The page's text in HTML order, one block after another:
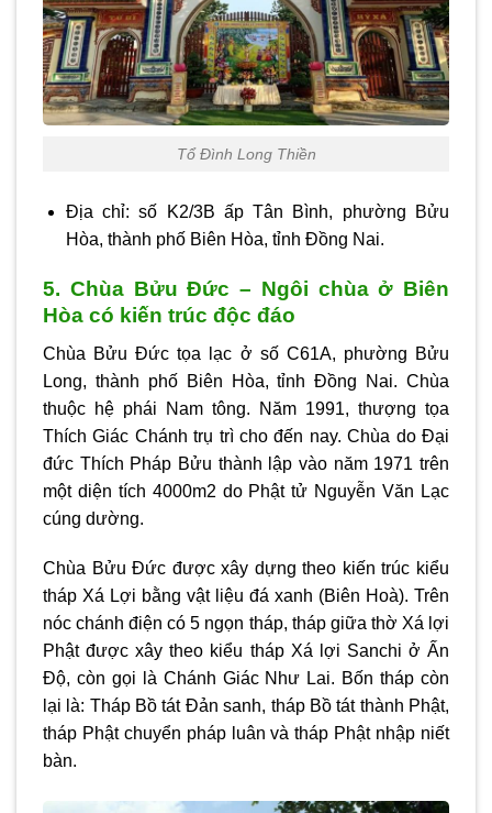
Tổ Đình Long Thiền
Địa chỉ: số K2/3B ấp Tân Bình, phường Bửu
Hòa, thành phố Biên Hòa, tỉnh Đồng Nai.
5. Chùa Bửu Đức – Ngôi chùa ở Biên
Hòa có kiến trúc độc đáo
Chùa Bửu Đức tọa lạc ở số C61A, phường Bửu
Long, thành phố Biên Hòa, tỉnh Đồng Nai. Chùa
thuộc hệ phái Nam tông. Năm 1991, thượng tọa
Thích Giác Chánh trụ trì cho đến nay. Chùa do Đại
đức Thích Pháp Bửu thành lập vào năm 1971 trên
một diện tích 4000m2 do Phật tử Nguyễn Văn Lạc
cúng dường.
Chùa Bửu Đức được xây dựng theo kiến trúc kiểu
tháp Xá Lợi bằng vật liệu đá xanh (Biên Hoà). Trên
nóc chánh điện có 5 ngọn tháp, tháp giữa thờ Xá lợi
Phật được xây theo kiểu tháp Xá lợi Sanchi ở Ấn
Độ, còn gọi là Chánh Giác Như Lai. Bốn tháp còn
lại là: Tháp Bồ tát Đản sanh, tháp Bồ tát thành Phật,
tháp Phật chuyển pháp luân và tháp Phật nhập niết
bàn.